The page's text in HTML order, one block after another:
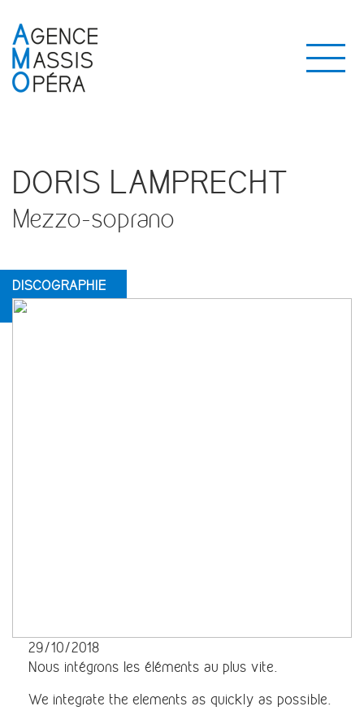
DORIS LAMPRECHT
Mezzo-soprano
DISCOGRAPHIE
29/10/2018
Nous intégrons les éléments au plus vite.
We integrate the elements as quickly as possible.